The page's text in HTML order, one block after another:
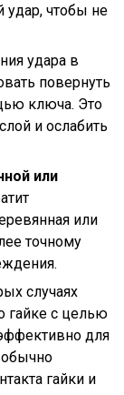
чтобы не
удара в
повернуть
ключа. Это
и ослабить
или
или
точному
случаях
гайке с целью
для
обычно
гайки и